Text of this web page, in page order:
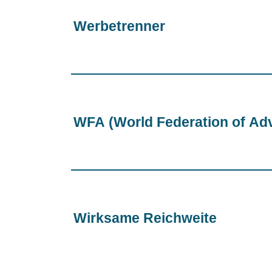
Werbetrenner
WFA (World Federation of
Wirksame Reichweite